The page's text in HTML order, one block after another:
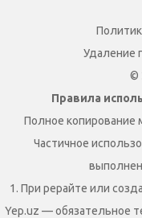
Удаление
©
Правила
Полное копирование
Частичное
1. При рерайте или
Yep.uz — обязательное